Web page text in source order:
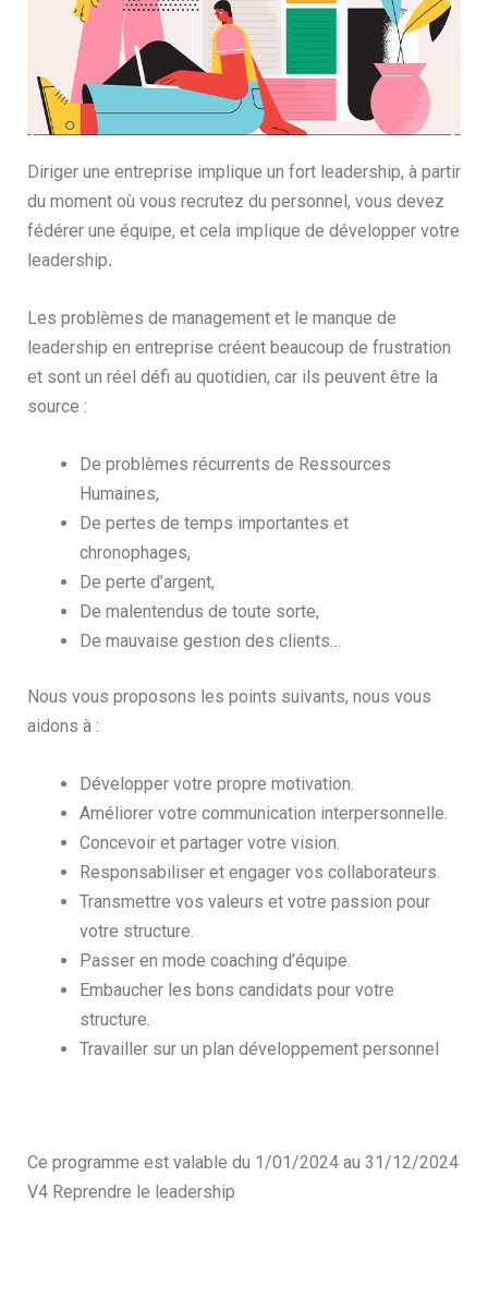
Diriger une entreprise implique un fort leadership, à partir
du moment où vous recrutez du personnel, vous devez
fédérer une équipe, et cela implique de développer votre
leadership.
Les problèmes de management et le manque de
leadership en entreprise créent beaucoup de frustration
et sont un réel défi au quotidien, car ils peuvent être la
source :
De problèmes récurrents de Ressources
Humaines,
De pertes de temps importantes et
chronophages,
De perte d’argent,
De malentendus de toute sorte,
De mauvaise gestion des clients…
Nous vous proposons les points suivants, nous vous
aidons à :
Développer votre propre motivation.
Améliorer votre communication interpersonnelle.
Concevoir et partager votre vision.
Responsabiliser et engager vos collaborateurs.
Transmettre vos valeurs et votre passion pour
votre structure.
Passer en mode coaching d’équipe.
Embaucher les bons candidats pour votre
structure.
Travailler sur un plan développement personnel
Ce programme est valable du 1/01/2024 au 31/12/2024
V4 Reprendre le leadership